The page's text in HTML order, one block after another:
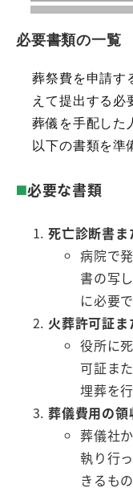
必要書類の一覧
葬祭費を申請す
えて提出する必
葬儀を手配した
以下の書類を準
必要な書類
死亡診断書
病院で
書の写
に必要で
火葬許可証
役所に
可証ま
埋葬を
葬儀費用の領
葬儀社
執り行
きるも